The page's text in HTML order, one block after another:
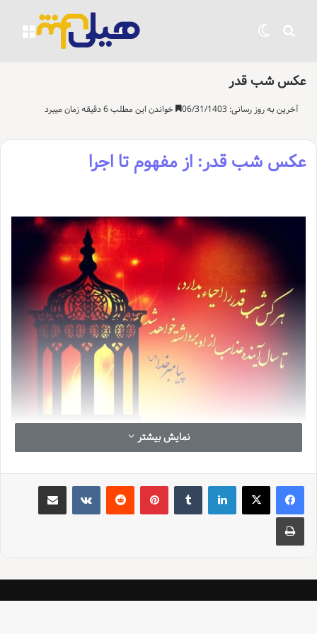
جستجو برای
عکس شب قدر
آخرین به روز رسانی: 06/31/1403 خواندن این مطلب 6 دقیقه زمان میبرد
عکس شب قدر: از مفهوم تا اجرا
شب قدر شبی پر از معنویت و فضیلت است که در دل ماه رمضان قرار
گرفته. عکاسی از این شب می تواند به ثبت لحظات خاص و ناب آن و انتقال
نمایش بیشتر
لینکدین ‫تامبلر ‫پین‌ترست‫رددیت ‫VKontakteاشتراک گذاری از طریق ایمیل
چاپ